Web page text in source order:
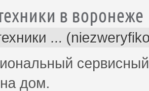
в воронеже
...
дом.